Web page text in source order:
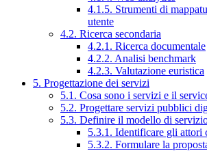
4.1.5. Strumenti di
utente
4.2. Ricerca secondaria
4.2.1. Ricerca documentale
4.2.2. Analisi benchmark
4.2.3. Valutazione euristica
5. Progettazione dei servizi
5.1. Cosa sono i servizi e il
5.2. Progettare servizi pubblici
5.3. Definire il modello di
5.3.1. Identificare gli attori
5.3.2. Formulare la